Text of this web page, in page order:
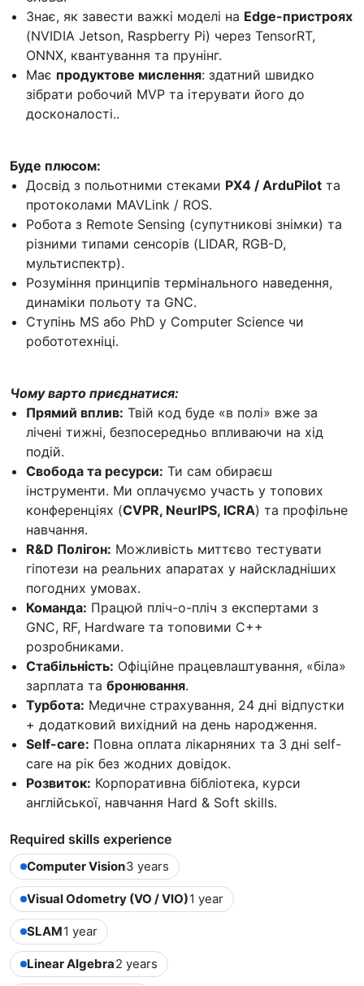
Знає, як завести важкі моделі на Edge-пристроях
(NVIDIA Jetson, Raspberry Pi) через TensorRT,
ONNX, квантування та прунінг.
Має продуктове мислення: здатний швидко
зібрати робочий MVP та ітерувати його до
досконалості..
Буде плюсом:
Досвід з польотними стеками PX4 / ArduPilot та
протоколами MAVLink / ROS.
Робота з Remote Sensing (супутникові знімки) та
різними типами сенсорів (LIDAR, RGB-D,
мультиспектр).
Розуміння принципів термінального наведення,
динаміки польоту та GNC.
Ступінь MS або PhD у Computer Science чи
робототехніці.
Чому варто приєднатися:
Прямий вплив: Твій код буде «в полі» вже за
лічені тижні, безпосередньо впливаючи на хід
подій.
Свобода та ресурси: Ти сам обираєш
інструменти. Ми оплачуємо участь у топових
конференціях (CVPR, NeurIPS, ICRA) та профільне
навчання.
R&D Полігон: Можливість миттєво тестувати
гіпотези на реальних апаратах у найскладніших
погодних умовах.
Команда: Працюй пліч-о-пліч з експертами з
GNC, RF, Hardware та топовими C++
розробниками.
Стабільність: Офіційне працевлаштування, «біла»
зарплата та бронювання.
Турбота: Медичне страхування, 24 дні відпустки
+ додатковий вихідний на день народження.
Self-care: Повна оплата лікарняних та 3 дні self-
care на рік без жодних довідок.
Розвиток: Корпоративна бібліотека, курси
англійської, навчання Hard & Soft skills.
Required skills experience
Computer Vision3 years
Visual Odometry (VO / VIO)1 year
SLAM1 year
Linear Algebra2 years